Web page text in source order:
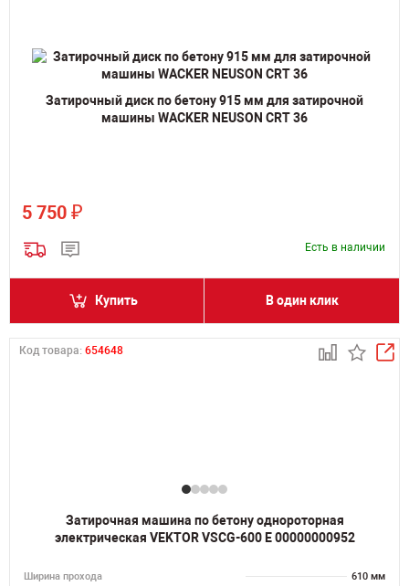
Затирочный диск по бетону 915 мм для затирочной
машины WACKER NEUSON CRT 36
5 750 ₽
Есть в наличии
Купить В один клик
Код товара: 654648
Затирочная машина по бетону однороторная
электрическая VEKTOR VSCG-600 E 00000000952
Ширина прохода
610 мм